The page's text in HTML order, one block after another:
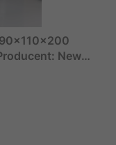
New
0142